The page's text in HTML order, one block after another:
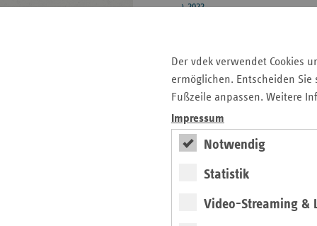
Der vdek verwendet Cookies
ermöglichen. Entscheiden
Fußzeile anpassen. Weitere
Impressum
Notwendig
Statistik
Video-Streaming &
2022
2019
Pressestelle
Bildarchiv
Seitenleiste
weiteren
Auf einen Blick
Pressemitteilungen